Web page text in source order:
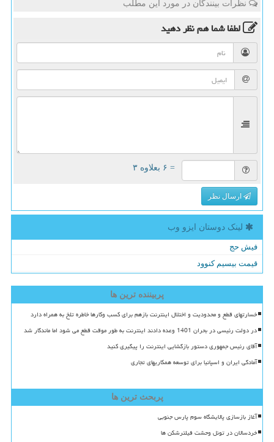
نظرات بینندگان در مورد این مطلب
لطفا شما همنظر دهید
= ۶ بعلاوه ۳
ارسال نظر
لینک دوستان ایزو وب
فیش حج
قیمت بیسیم کنوود
پربیننده ترین ها
خسارتهای قطع و محدودیت و اختلال اینترنت بازهم برای کسب وکارها خاطره تلخ به همراه دارد
در دولت رئیسی در بحران 1401 وعده دادند اینترنت به طور موقت قطع می شود اما ماندگار شد
آقای رئیس جمهوری دستور بازگشایی اینترنت را پیگیری کنید
آمادگی ایران و اسپانیا برای توسعه همکاریهای تجاری
پربحث ترین ها
آغاز بازسازی پالایشگاه سوم پارس جنوبی
خردسالان در تونل وحشت فیلترشکن ها